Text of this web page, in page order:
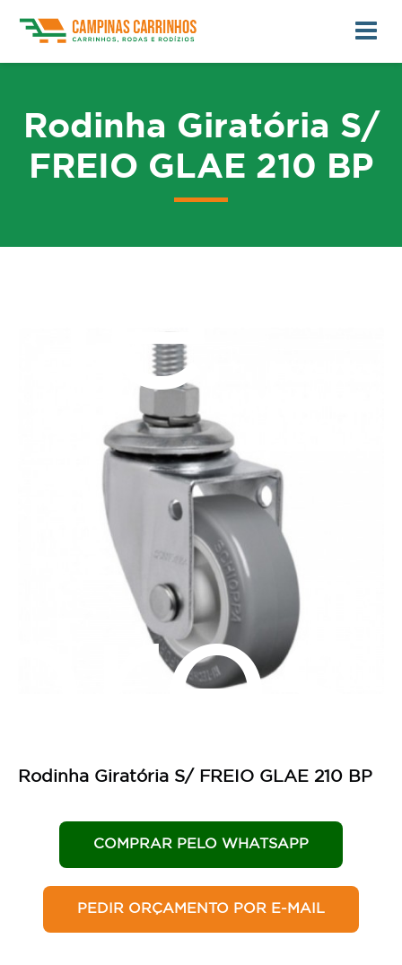
Rodinha Giratória S/
FREIO GLAE 210 BP
Rodinha Giratória S/ FREIO GLAE 210 BP
COMPRAR PELO WHATSAPP
PEDIR ORÇAMENTO POR E-MAIL